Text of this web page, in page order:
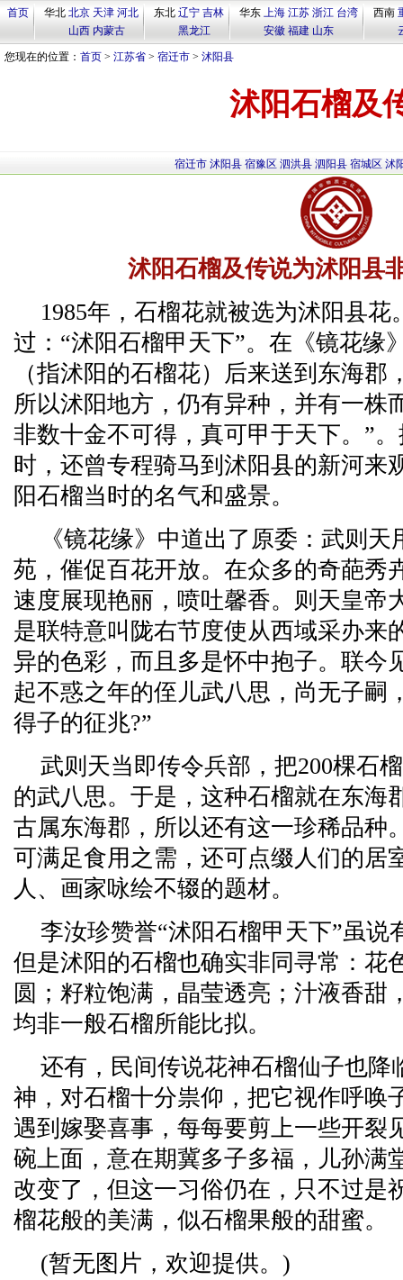
首页 华北 北京 天津 河北
山西 内蒙古
东北 辽宁 吉林
黑龙江
华东 上海 江苏 浙江 台湾
安徽 福建 山东
西南
您现在的位置： 首页 > 江苏省 > 宿迁市 > 沭阳县
沭阳石榴及
宿迁市 沭阳县 宿豫区 泗洪县 泗阳县 宿城区 沭
沭阳石榴及传说为沭阳县
1985年，石榴花就被选为沭阳县
过：“沭阳石榴甲天下”。在《镜花缘
（指沭阳的石榴花）后来送到东海
所以沭阳地方，仍有异种，并有一株
非数十金不可得，真可甲于天下。”
时，还曾专程骑马到沭阳县的新河来
阳石榴当时的名气和盛景。
《镜花缘》中道出了原委：武则
苑，催促百花开放。在众多的奇葩秀
速度展现艳丽，喷吐馨香。则天皇帝
是联特意叫陇右节度使从西域采办来
异的色彩，而且多是怀中抱子。联今
起不惑之年的侄儿武八思，尚无子嗣
得子的征兆?”
武则天当即传令兵部，把200棵石
的武八思。于是，这种石榴就在东海
古属东海郡，所以还有这一珍稀品种
可满足食用之需，还可点缀人们的居
人、画家咏绘不辍的题材。
李汝珍赞誉“沭阳石榴甲天下”虽说
但是沭阳的石榴也确实非同寻常：花
圆；籽粒饱满，晶莹透亮；汁液香甜
均非一般石榴所能比拟。
还有，民间传说花神石榴仙子也降
神，对石榴十分祟仰，把它视作呼唤
遇到嫁娶喜事，每每要剪上一些开裂
碗上面，意在期冀多子多福，儿孙满
改变了，但这一习俗仍在，只不过是
榴花般的美满，似石榴果般的甜蜜。
(暂无图片，欢迎提供。)